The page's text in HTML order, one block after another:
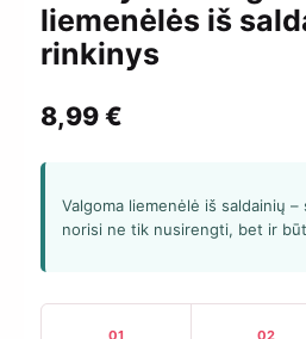
liemenėlės iš
rinkinys
8,99€
Valgoma liemenėlė iš saldainių –
norisi ne tik nusirengti, bet ir
01 02